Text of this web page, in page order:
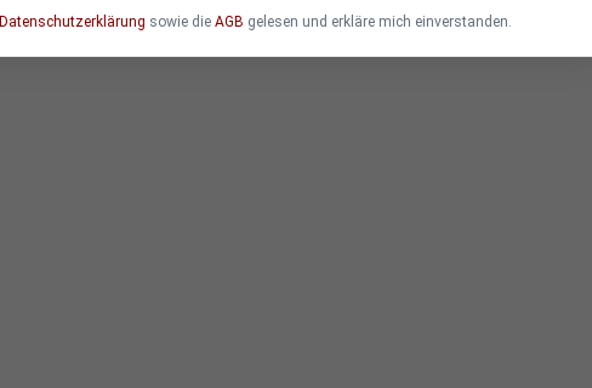
Datenschutzerklärung sowie die AGB gelesen und erkläre mich einverstanden.